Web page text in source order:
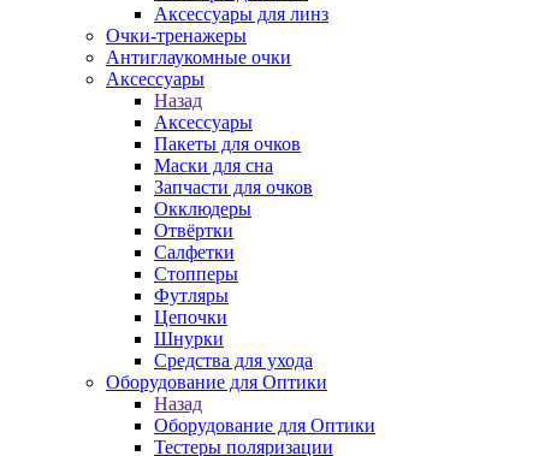
Аксессуары для линз
Очки-тренажеры
Антиглаукомные очки
Аксессуары
Назад
Аксессуары
Пакеты для очков
Маски для сна
Запчасти для очков
Окклюдеры
Отвёртки
Салфетки
Стопперы
Футляры
Цепочки
Шнурки
Средства для ухода
Оборудование для Оптики
Назад
Оборудование для Оптики
Тестеры поляризации